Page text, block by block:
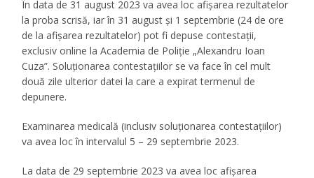
În data de 31 august 2023 va avea loc afișarea rezultatelor
la proba scrisă, iar în 31 august și 1 septembrie (24 de ore
de la afișarea rezultatelor) pot fi depuse contestații,
exclusiv online la Academia de Poliție „Alexandru Ioan
Cuza”. Soluționarea contestațiilor se va face în cel mult
două zile ulterior datei la care a expirat termenul de
depunere.
Examinarea medicală (inclusiv soluționarea contestațiilor)
va avea loc în intervalul 5 – 29 septembrie 2023.
La data de 29 septembrie 2023 va avea loc afișarea